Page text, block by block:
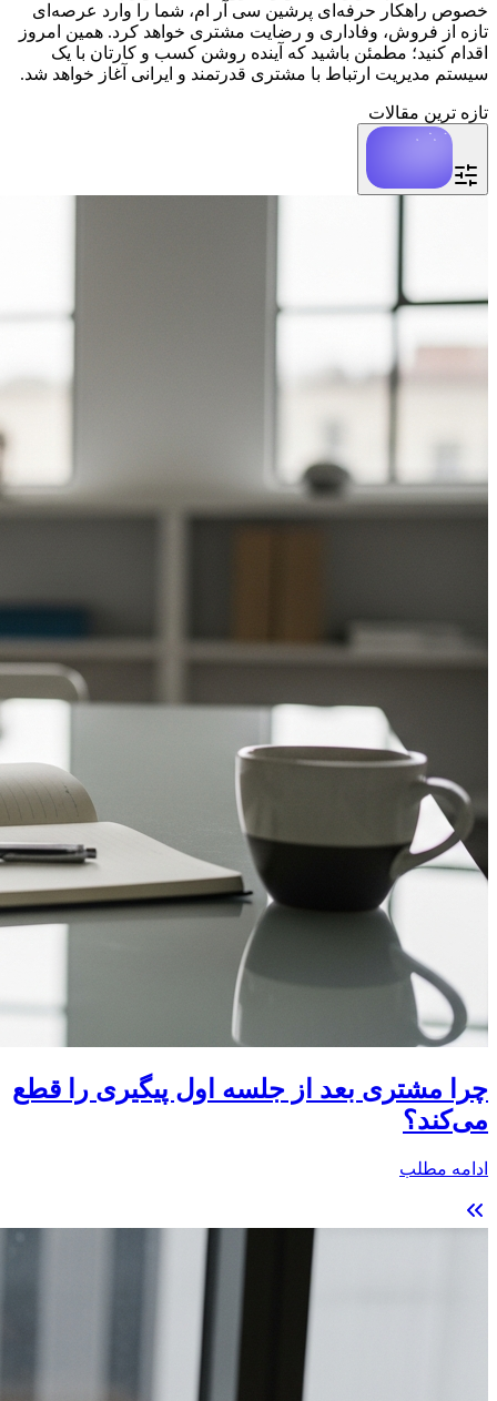
خصوص راهکار حرفه‌ای پرشین سی آر ام، شما را وارد عرصه‌ای
تازه از فروش، وفاداری و رضایت مشتری خواهد کرد. همین امروز
اقدام کنید؛ مطمئن باشید که آینده روشن کسب و کارتان با یک
سیستم مدیریت ارتباط با مشتری قدرتمند و ایرانی آغاز خواهد شد.
تازه ترین مقالات
چرا مشتری بعد از جلسه اول پیگیری را قطع
می‌کند؟
ادامه مطلب